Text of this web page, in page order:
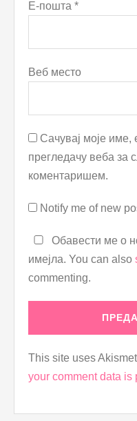
Е-пошта *
Веб место
Сачувај моје
прегледачу веба за
коментаришем.
Notify me of new
Обавести ме о
имејла. You can also
commenting.
This site uses
your comment data is